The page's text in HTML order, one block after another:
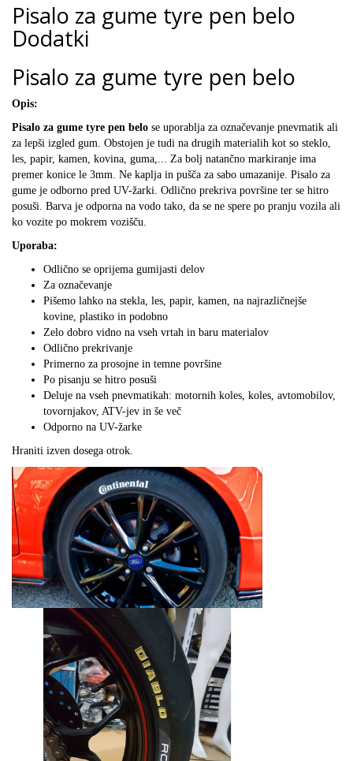
Pisalo za gume tyre pen belo
Dodatki
Pisalo za gume tyre pen belo
Opis:
Pisalo za gume tyre pen belo se uporablja za označevanje pnevmatik ali
za lepši izgled gum. Obstojen je tudi na drugih materialih kot so steklo,
les, papir, kamen, kovina, guma,... Za bolj natančno markiranje ima
premer konice le 3mm. Ne kaplja in pušča za sabo umazanije. Pisalo za
gume je odborno pred UV-žarki. Odlično prekriva površine ter se hitro
posuši. Barva je odporna na vodo tako, da se ne spere po pranju vozila ali
ko vozite po mokrem vozišču.
Uporaba:
Odlično se oprijema gumijasti delov
Za označevanje
Pišemo lahko na stekla, les, papir, kamen, na najrazličnejše
kovine, plastiko in podobno
Zelo dobro vidno na vseh vrtah in baru materialov
Odlično prekrivanje
Primerno za prosojne in temne površine
Po pisanju se hitro posuši
Deluje na vseh pnevmatikah: motornih koles, koles, avtomobilov,
tovornjakov, ATV-jev in še več
Odporno na UV-žarke
Hraniti izven dosega otrok.